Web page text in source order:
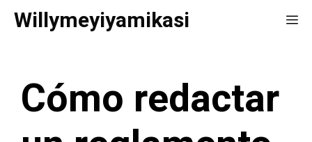
Saltar
Willymeyiyamikasi
Cómo redactar